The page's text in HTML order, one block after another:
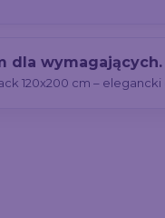
dla wymagających.
120x200 cm –